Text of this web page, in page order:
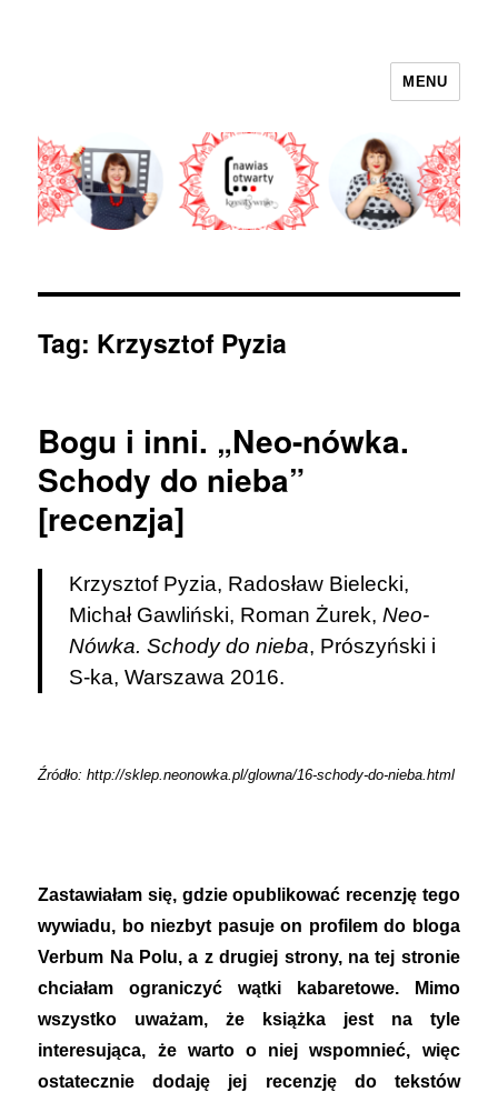
MENU
Tag: Krzysztof Pyzia
Bogu i inni. „Neo-nówka.
Schody do nieba”
[recenzja]
Krzysztof Pyzia, Radosław Bielecki,
Michał Gawliński, Roman Żurek,Neo-
Nówka. Schody do nieba, Prószyński i
S-ka, Warszawa 2016.
Źródło: http://sklep.neonowka.pl/glowna/16-schody-do-nieba.html
Zastawiałam się, gdzie opublikować recenzję tego
wywiadu, bo niezbyt pasuje on profilem do bloga
Verbum Na Polu, a z drugiej strony, na tej stronie
chciałam ograniczyć wątki kabaretowe. Mimo
wszystko uważam, że książka jest na tyle
interesująca, że warto o niej wspomnieć, więc
ostatecznie dodaję jej recenzję do tekstów